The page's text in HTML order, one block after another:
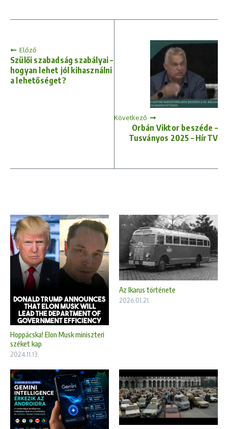
Előző
Szülői szabadság szabályai –
hogyan lehet jól kihasználni
a lehetőséget?
Következő
Orbán Viktor beszéde –
Tusványos 2025 – HírTV
Hoppácska! Elon Musk miniszteri
széket kap
2024.11.13.
Az Ikarus története
2026.01.21.